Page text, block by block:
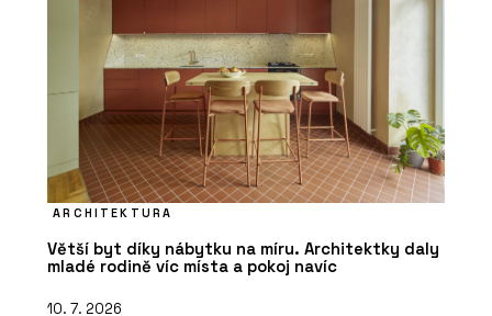
ARCHITEKTURA
Větší byt díky nábytku na míru. Architektky daly
mladé rodině víc místa a pokoj navíc
10. 7. 2026